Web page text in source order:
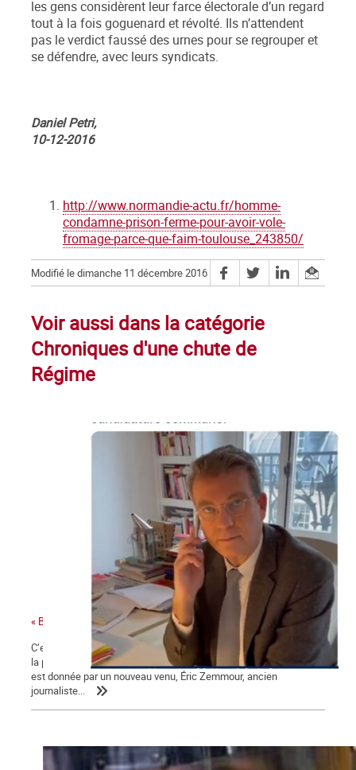
les gens considèrent leur farce électorale d’un regard
tout à la fois goguenard et révolté. Ils n’attendent
pas le verdict faussé des urnes pour se regrouper et
se défendre, avec leurs syndicats.
Daniel Petri,
10-12-2016
http://www.normandie-actu.fr/homme-
condamne-prison-ferme-pour-avoir-vole-
fromage-parce-que-faim-toulouse_243850/
Modifié le dimanche 11 décembre 2016
Voir aussi dans la catégorie
Chroniques d'une chute de
Régime
« Bonjour Jean-Luc, c’est Arnaud Montebourg »
C’est une campagne présidentielle encore plus nauséabonde que
la précédente. Une campagne « à droite toute » dont la mesure
est donnée par un nouveau venu, Éric Zemmour, ancien
journaliste...